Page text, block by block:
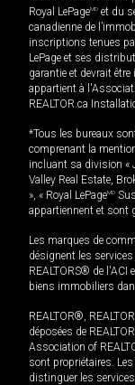
Royal LePageMD et du
canadienne de
inscriptions tenues
LePage et ses
garantie et devrait
appartient à
REALTOR.ca
*Tous les bureaux
comprenant la
incluant sa division «
Valley Real Estate,
», « Royal LePageMD
appartiennent et sont
Les marques de
désignent les
REALTORS® de l'ACI
biens immobiliers
REALTOR®,
déposées de
Association of
sont propriétaires.
distinguer les